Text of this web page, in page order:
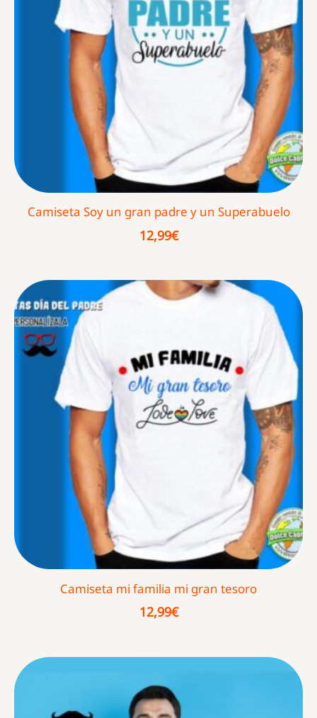
Camiseta Soy un gran padre y un Superabuelo
12,99€
Camiseta mi familia mi gran tesoro
12,99€